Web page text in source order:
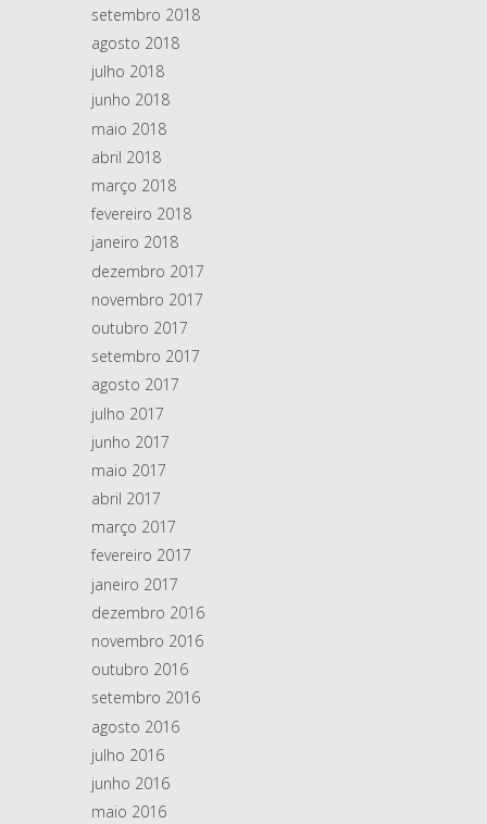
setembro 2018
agosto 2018
julho 2018
junho 2018
maio 2018
abril 2018
março 2018
fevereiro 2018
janeiro 2018
dezembro 2017
novembro 2017
outubro 2017
setembro 2017
agosto 2017
julho 2017
junho 2017
maio 2017
abril 2017
março 2017
fevereiro 2017
janeiro 2017
dezembro 2016
novembro 2016
outubro 2016
setembro 2016
agosto 2016
julho 2016
junho 2016
maio 2016